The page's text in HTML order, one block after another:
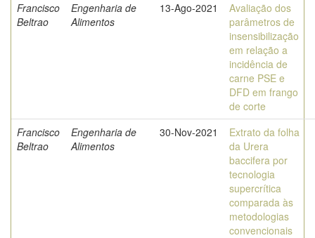
Francisco
Beltrao
Engenharia de
Alimentos
13-Ago-2021
Avaliação dos
parâmetros de
insensibilização
em relação a
incidência de
carne PSE e
DFD em frango
de corte
Francisco
Beltrao
Engenharia de
Alimentos
30-Nov-2021
Extrato da folha
da Urera
baccifera por
tecnologia
supercrítica
comparada às
metodologias
convencionais